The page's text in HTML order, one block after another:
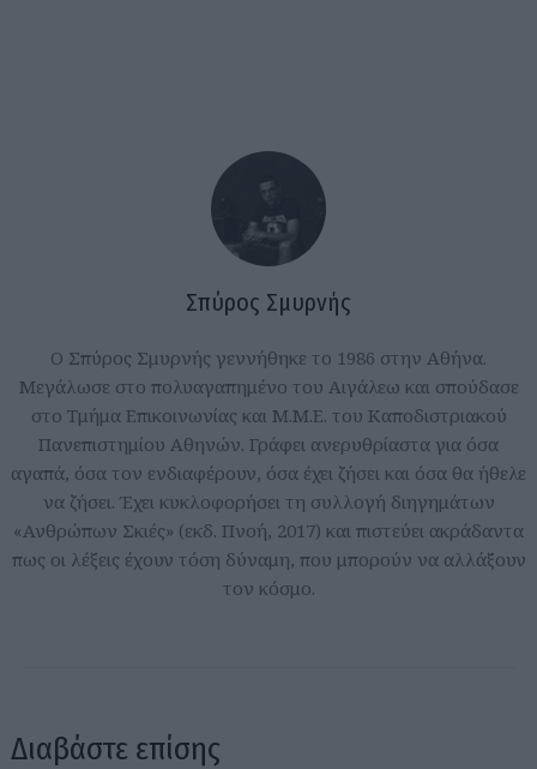
Σπύρος Σμυρνής
Ο Σπύρος Σμυρνής γεννήθηκε το 1986 στην Αθήνα.
Μεγάλωσε στο πολυαγαπημένο του Αιγάλεω και σπούδασε
στο Τμήμα Επικοινωνίας και Μ.Μ.Ε. του Καποδιστριακού
Πανεπιστημίου Αθηνών. Γράφει ανερυθρίαστα για όσα
αγαπά, όσα τον ενδιαφέρουν, όσα έχει ζήσει και όσα θα ήθελε
να ζήσει. Έχει κυκλοφορήσει τη συλλογή διηγημάτων
«Ανθρώπων Σκιές» (εκδ. Πνοή, 2017) και πιστεύει ακράδαντα
πως οι λέξεις έχουν τόση δύναμη, που μπορούν να αλλάξουν
τον κόσμο.
Διαβάστε επίσης